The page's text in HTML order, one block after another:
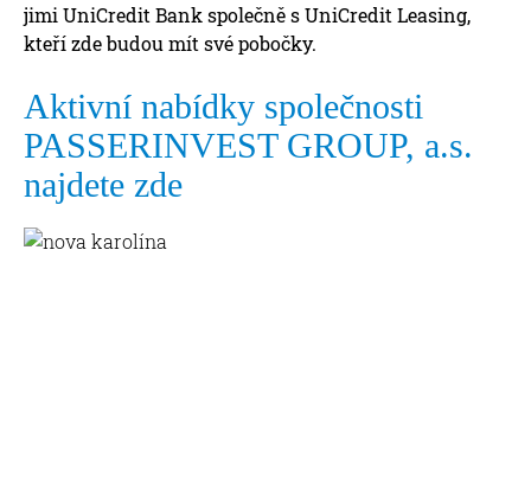
jimi UniCredit Bank společně s UniCredit Leasing,
kteří zde budou mít své pobočky.
Aktivní nabídky společnosti
PASSERINVEST GROUP, a.s.
najdete zde